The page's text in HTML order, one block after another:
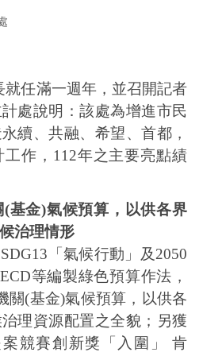
就任滿一週年，並召開記者
處說明：該處為增進市民
續、共融、希望、首都，
作， 112年之主要亮點績
(基金)氣候預算，以供各界
治理情形
SDG13 「氣候行動」及2050
等編製綠色預算作法，
關(基金)氣候預算，以供各
理資源配置之全貌；另獲
競賽創新獎「入圍」
肯